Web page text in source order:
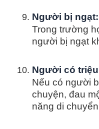
Người bị ngạt:
Trong trường
người bị ngạt
Người có
Nếu có người
chuyện, đau
năng di